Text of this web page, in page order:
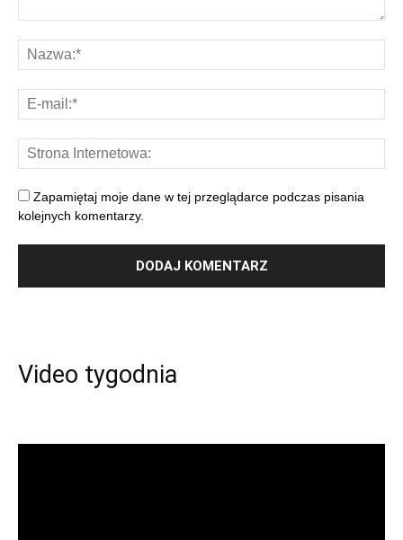
Zapamiętaj moje dane w tej przeglądarce podczas pisania
kolejnych komentarzy.
Video tygodnia